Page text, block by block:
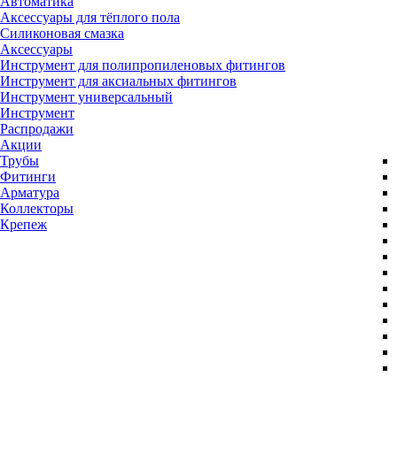
Аксессуары для тёплого пола
Силиконовая смазка
Аксессуары
Инструмент для полипропиленовых фитингов
Инструмент для аксиальных фитингов
Инструмент универсальный
Инструмент
Распродажи
Акции
Трубы
Фитинги
Арматура
Коллекторы
Крепеж